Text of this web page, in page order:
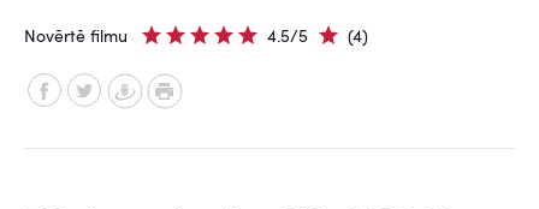
Novērtē filmu 4.5/5 (4)